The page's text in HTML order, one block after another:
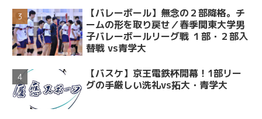
【バレーボール】無念の２部降格。チ
ームの形を取り戻せ／春季関東大学男
子バレーボールリーグ戦 １部・２部入
替戦 vs青学大
【バスケ】京王電鉄杯開幕！1部リー
グの手厳しい洗礼vs拓大・青学大